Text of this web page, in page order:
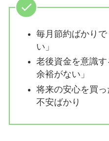
毎月節約ばかり
い」
老後資金を意識
余裕がない」
将来の安心を買
不安ばかり